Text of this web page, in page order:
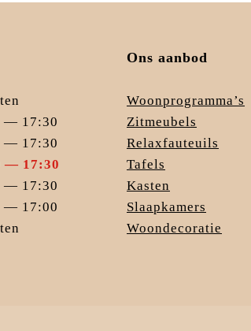
— 17:30
— 17:30
— 17:30
— 17:30
— 17:00
Ons aanbod
Woonprogramma’s
Zitmeubels
Relaxfauteuils
Tafels
Kasten
Slaapkamers
Woondecoratie